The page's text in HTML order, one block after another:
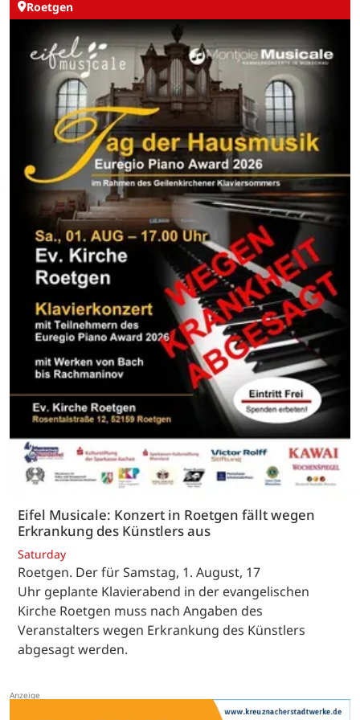
Roetgen
Eifel Musicale: Konzert in Roetgen fällt wegen
Erkrankung des Künstlers aus
Saturday
Roetgen. Der für Samstag, 1. August, 17
Uhr geplante Klavierabend in der evangelischen
Kirche Roetgen muss nach Angaben des
Veranstalters wegen Erkrankung des Künstlers
abgesagt werden.